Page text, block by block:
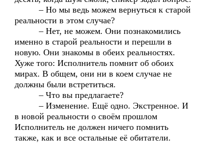
– Но мы ведь можем вернуться к старой
реальности в этом случае?
– Нет, не можем. Они познакомились
именно в старой реальности и перешли в
новую. Они знакомы в обеих реальностях.
Хуже того: Исполнитель помнит об обоих
мирах. В общем, они ни в коем случае не
должны были встретиться.
– Что вы предлагаете?
– Изменение. Ещё одно. Экстренное. И
в новой реальности о своём прошлом
Исполнитель не должен ничего помнить
также, как и все остальные её обитатели.